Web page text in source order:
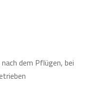
dem Pflügen, bei